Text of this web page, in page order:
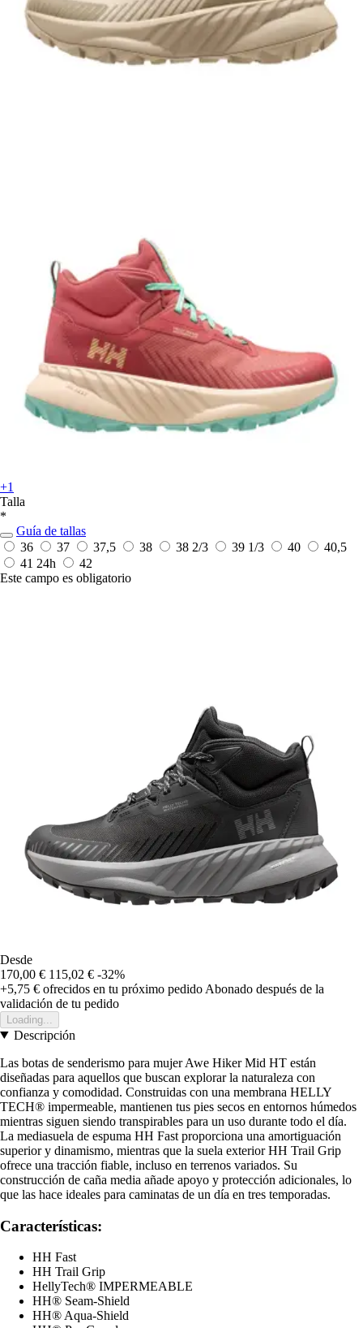
+1
Talla
*
Guía de tallas
36
37 37,5 38 38 2/3 39 1/3 40
40,5
41 24h
42
Este campo es obligatorio
Desde
170,00 € 115,02 € -32%
+5,75 € ofrecidos en tu próximo pedido Abonado después de la
validación de tu pedido
Loading...
Descripción
Las botas de senderismo para mujer Awe Hiker Mid HT están
diseñadas para aquellos que buscan explorar la naturaleza con
confianza y comodidad. Construidas con una membrana HELLY
TECH® impermeable, mantienen tus pies secos en entornos húmedos
mientras siguen siendo transpirables para un uso durante todo el día.
La mediasuela de espuma HH Fast proporciona una amortiguación
superior y dinamismo, mientras que la suela exterior HH Trail Grip
ofrece una tracción fiable, incluso en terrenos variados. Su
construcción de caña media añade apoyo y protección adicionales, lo
que las hace ideales para caminatas de un día en tres temporadas.
Características:
HH Fast
HH Trail Grip
HellyTech® IMPERMEABLE
HH® Seam-Shield
HH® Aqua-Shield